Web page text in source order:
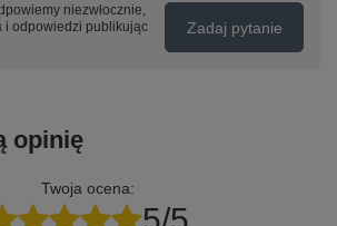
niezwłocznie,
i odpowiedzi publikując
Zadaj pytanie
opinię
Twoja ocena: